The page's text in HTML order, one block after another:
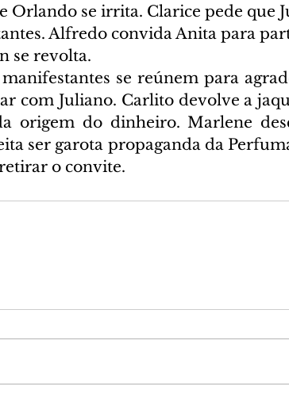
Orlando se irrita. Clarice pede que
Alfredo convida Anita para
se revolta.
se reúnem para
com Juliano. Carlito devolve a
origem do dinheiro. Marlene
ser garota propaganda da
o convite.